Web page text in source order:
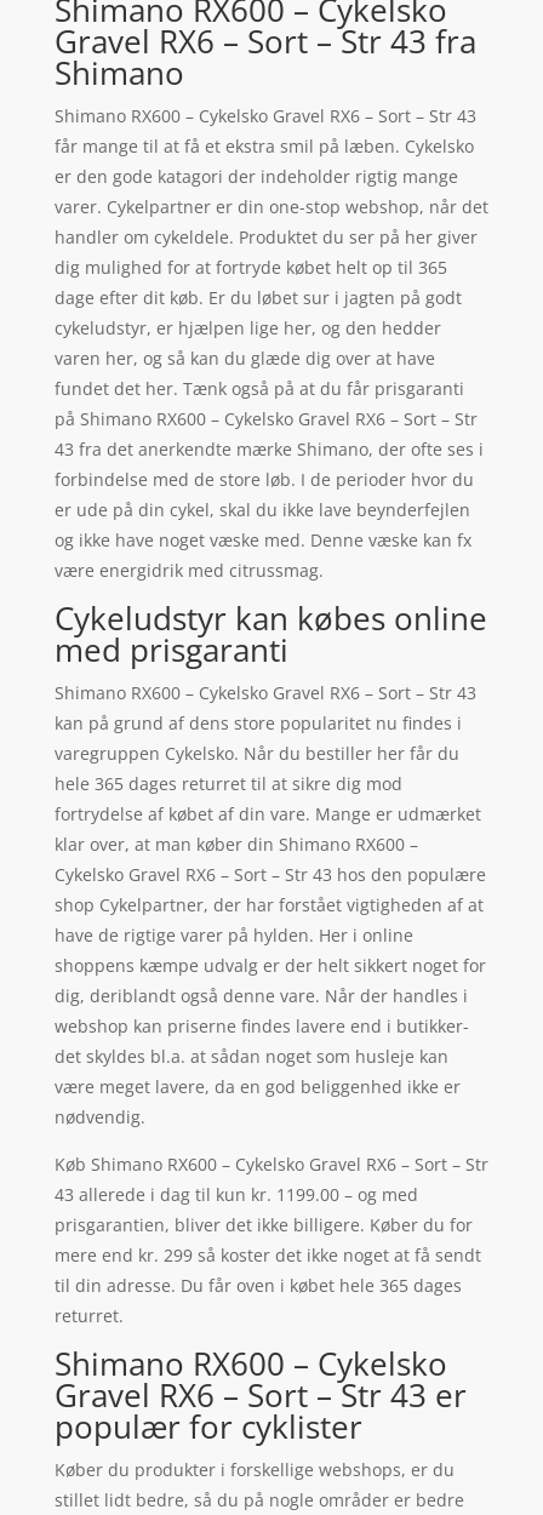
Shimano RX600 – Cykelsko
Gravel RX6 – Sort – Str 43 fra
Shimano
Shimano RX600 – Cykelsko Gravel RX6 – Sort – Str 43
får mange til at få et ekstra smil på læben. Cykelsko
er den gode katagori der indeholder rigtig mange
varer. Cykelpartner er din one-stop webshop, når det
handler om cykeldele. Produktet du ser på her giver
dig mulighed for at fortryde købet helt op til 365
dage efter dit køb. Er du løbet sur i jagten på godt
cykeludstyr, er hjælpen lige her, og den hedder
varen her, og så kan du glæde dig over at have
fundet det her. Tænk også på at du får prisgaranti
på Shimano RX600 – Cykelsko Gravel RX6 – Sort – Str
43 fra det anerkendte mærke Shimano, der ofte ses i
forbindelse med de store løb. I de perioder hvor du
er ude på din cykel, skal du ikke lave beynderfejlen
og ikke have noget væske med. Denne væske kan fx
være energidrik med citrussmag.
Cykeludstyr kan købes online
med prisgaranti
Shimano RX600 – Cykelsko Gravel RX6 – Sort – Str 43
kan på grund af dens store popularitet nu findes i
varegruppen Cykelsko. Når du bestiller her får du
hele 365 dages returret til at sikre dig mod
fortrydelse af købet af din vare. Mange er udmærket
klar over, at man køber din Shimano RX600 –
Cykelsko Gravel RX6 – Sort – Str 43 hos den populære
shop Cykelpartner, der har forstået vigtigheden af at
have de rigtige varer på hylden. Her i online
shoppens kæmpe udvalg er der helt sikkert noget for
dig, deriblandt også denne vare. Når der handles i
webshop kan priserne findes lavere end i butikker-
det skyldes bl.a. at sådan noget som husleje kan
være meget lavere, da en god beliggenhed ikke er
nødvendig.
Køb Shimano RX600 – Cykelsko Gravel RX6 – Sort – Str
43 allerede i dag til kun kr. 1199.00 – og med
prisgarantien, bliver det ikke billigere. Køber du for
mere end kr. 299 så koster det ikke noget at få sendt
til din adresse. Du får oven i købet hele 365 dages
returret.
Shimano RX600 – Cykelsko
Gravel RX6 – Sort – Str 43 er
populær for cyklister
Køber du produkter i forskellige webshops, er du
stillet lidt bedre, så du på nogle områder er bedre